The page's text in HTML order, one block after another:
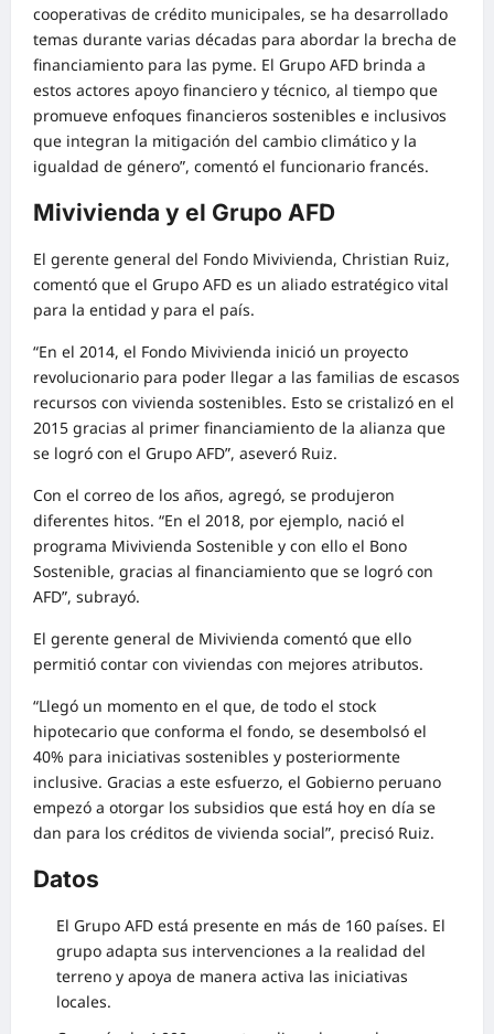
cooperativas de crédito municipales, se ha desarrollado
temas durante varias décadas para abordar la brecha de
financiamiento para las pyme. El Grupo AFD brinda a
estos actores apoyo financiero y técnico, al tiempo que
promueve enfoques financieros sostenibles e inclusivos
que integran la mitigación del cambio climático y la
igualdad de género”, comentó el funcionario francés.
Mivivienda y el Grupo AFD
El gerente general del Fondo Mivivienda, Christian Ruiz,
comentó que el Grupo AFD es un aliado estratégico vital
para la entidad y para el país.
“En el 2014, el Fondo Mivivienda inició un proyecto
revolucionario para poder llegar a las familias de escasos
recursos con vivienda sostenibles. Esto se cristalizó en el
2015 gracias al primer financiamiento de la alianza que
se logró con el Grupo AFD”, aseveró Ruiz.
Con el correo de los años, agregó, se produjeron
diferentes hitos. “En el 2018, por ejemplo, nació el
programa Mivivienda Sostenible y con ello el Bono
Sostenible, gracias al financiamiento que se logró con
AFD”, subrayó.
El gerente general de Mivivienda comentó que ello
permitió contar con viviendas con mejores atributos.
“Llegó un momento en el que, de todo el stock
hipotecario que conforma el fondo, se desembolsó el
40% para iniciativas sostenibles y posteriormente
inclusive. Gracias a este esfuerzo, el Gobierno peruano
empezó a otorgar los subsidios que está hoy en día se
dan para los créditos de vivienda social”, precisó Ruiz.
Datos
El Grupo AFD está presente en más de 160 países. El
grupo adapta sus intervenciones a la realidad del
terreno y apoya de manera activa las iniciativas
locales.